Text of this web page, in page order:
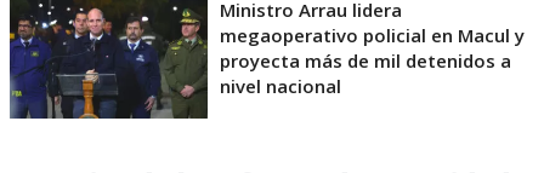
Ministro Arrau lidera
megaoperativo policial en Macul y
proyecta más de mil detenidos a
nivel nacional